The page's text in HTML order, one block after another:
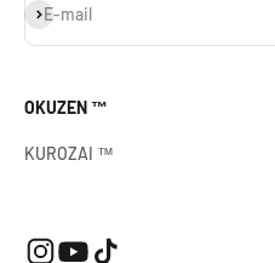
E-mail
S'inscrire
OKUZEN ™
KUROZAI ™